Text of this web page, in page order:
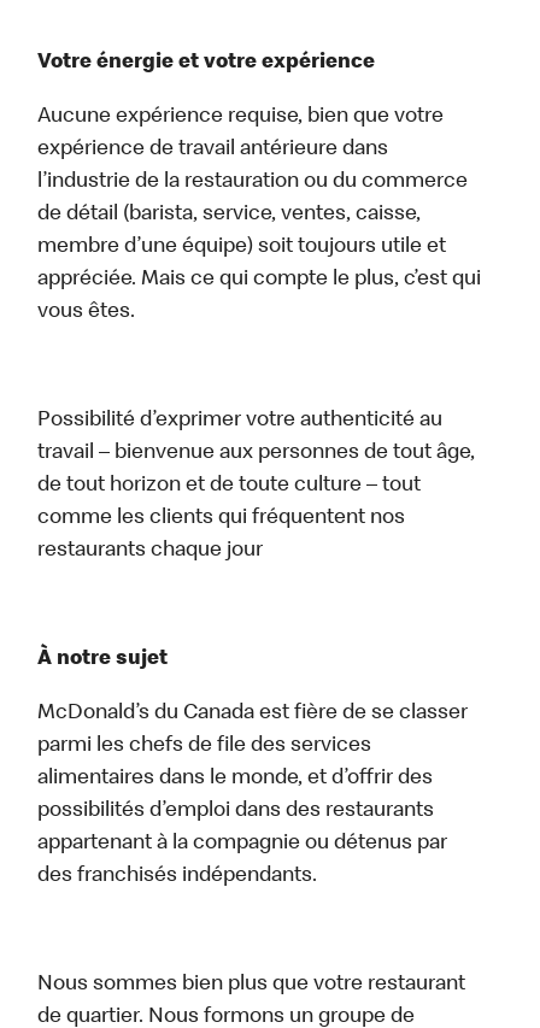
Votre énergie et votre expérience
Aucune expérience requise, bien que votre
expérience de travail antérieure dans
l’industrie de la restauration ou du commerce
de détail (barista, service, ventes, caisse,
membre d’une équipe) soit toujours utile et
appréciée. Mais ce qui compte le plus, c’est qui
vous êtes.
Possibilité d’exprimer votre authenticité au
travail – bienvenue aux personnes de tout âge,
de tout horizon et de toute culture – tout
comme les clients qui fréquentent nos
restaurants chaque jour
À notre sujet
McDonald’s du Canada est fière de se classer
parmi les chefs de file des services
alimentaires dans le monde, et d’offrir des
possibilités d’emploi dans des restaurants
appartenant à la compagnie ou détenus par
des franchisés indépendants.
Nous sommes bien plus que votre restaurant
de quartier. Nous formons un groupe de